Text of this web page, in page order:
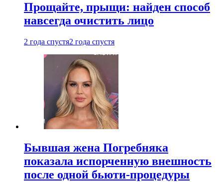
Прощайте, прыщи: найден способ
навсегда очистить лицо
2 года спустя2 года спустя
Бывшая жена Погребняка
показала испорченную внешность
после одной бьюти-процедуры